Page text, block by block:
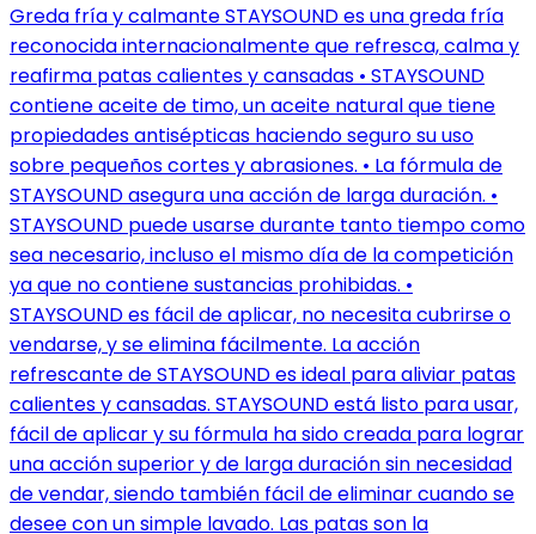
Greda fría y calmante STAYSOUND es una greda fría
reconocida internacionalmente que refresca, calma y
reafirma patas calientes y cansadas • STAYSOUND
contiene aceite de timo, un aceite natural que tiene
propiedades antisépticas haciendo seguro su uso
sobre pequeños cortes y abrasiones. • La fórmula de
STAYSOUND asegura una acción de larga duración. •
STAYSOUND puede usarse durante tanto tiempo como
sea necesario, incluso el mismo día de la competición
ya que no contiene sustancias prohibidas. •
STAYSOUND es fácil de aplicar, no necesita cubrirse o
vendarse, y se elimina fácilmente. La acción
refrescante de STAYSOUND es ideal para aliviar patas
calientes y cansadas. STAYSOUND está listo para usar,
fácil de aplicar y su fórmula ha sido creada para lograr
una acción superior y de larga duración sin necesidad
de vendar, siendo también fácil de eliminar cuando se
desee con un simple lavado. Las patas son la